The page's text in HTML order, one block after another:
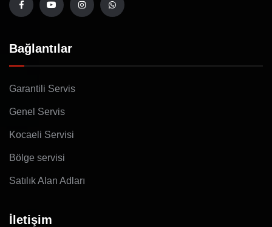
Bağlantılar
Garantili Servis
Genel Servis
Kocaeli Servisi
Bölge servisi
Satılık Alan Adları
İletişim